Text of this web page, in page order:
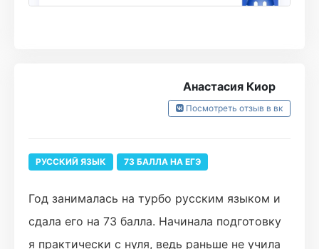
получении желанных баллов. Спасибо Ви за
подготовку, всем рекомендую взять русский
Анастасия Киор
Посмотреть отзыв в вк
РУССКИЙ ЯЗЫК 73 БАЛЛА НА ЕГЭ
Год занималась на турбо русским языком и
сдала его на 73 балла. Начинала подготовку
я практически с нуля, ведь раньше не учила